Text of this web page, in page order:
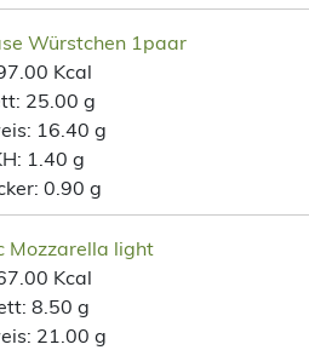
Würstchen 1paar
Kcal
25.00 g
16.40 g
1.40 g
0.90 g
Mozzarella light
Kcal
8.50 g
21.00 g